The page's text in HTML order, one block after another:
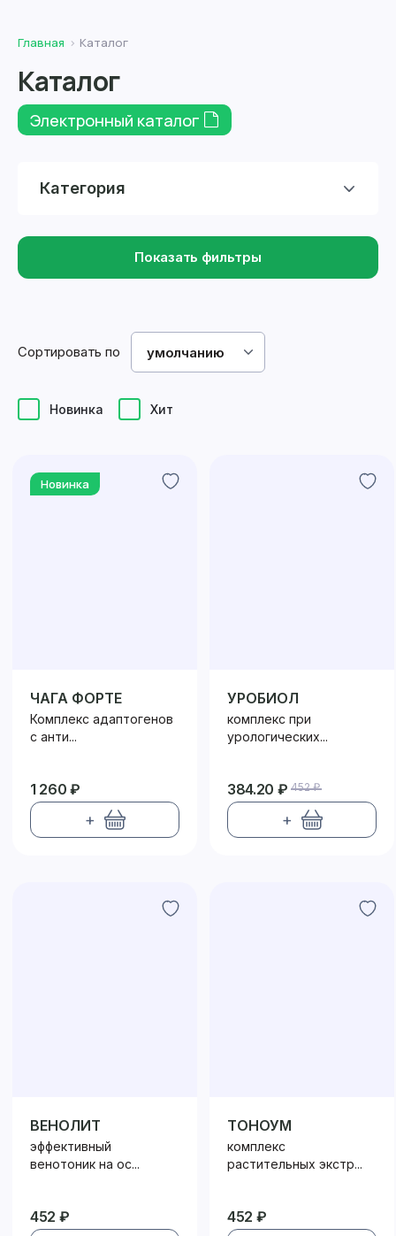
Главная Каталог
Каталог
Электронный каталог
Категория
Показать фильтры
Новинка Хит
Сортировать по умолчанию
Новинка
ЧАГА ФОРТЕ
Комплекс адаптогенов
с анти...
1 260 ₽
+
УРОБИОЛ
комплекс при
урологических...
452 ₽
384.20 ₽
+
ВЕНОЛИТ
эффективный
венотоник на ос...
452 ₽
ТОНОУМ
комплекс
растительных экстр...
452 ₽